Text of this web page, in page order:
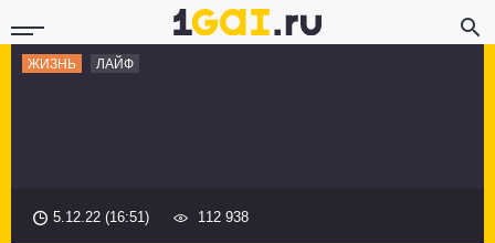
ЖИЗНЬ ЛАЙФ
5.12.22 (16:51) 112 938